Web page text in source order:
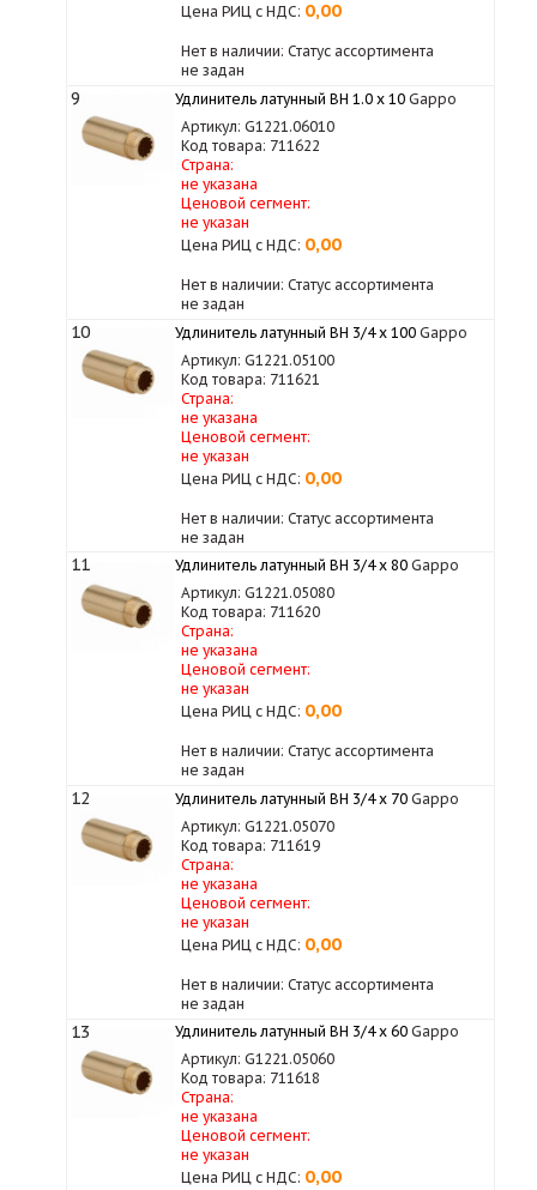
Цена РИЦ с НДС: 0,00
Нет в наличии: Статус ассортимента
не задан
9 Удлинитель латунный ВН 1.0 х 10Gappo
Артикул: G1221.06010
Код товара: 711622
Страна:
не указана
Ценовой сегмент:
не указан
Цена РИЦ с НДС: 0,00
Нет в наличии: Статус ассортимента
не задан
10 Удлинитель латунный ВН 3/4 x 100Gappo
Артикул: G1221.05100
Код товара: 711621
Страна:
не указана
Ценовой сегмент:
не указан
Цена РИЦ с НДС: 0,00
Нет в наличии: Статус ассортимента
не задан
11 Удлинитель латунный ВН 3/4 x 80Gappo
Артикул: G1221.05080
Код товара: 711620
Страна:
не указана
Ценовой сегмент:
не указан
Цена РИЦ с НДС: 0,00
Нет в наличии: Статус ассортимента
не задан
12 Удлинитель латунный ВН 3/4 x 70Gappo
Артикул: G1221.05070
Код товара: 711619
Страна:
не указана
Ценовой сегмент:
не указан
Цена РИЦ с НДС: 0,00
Нет в наличии: Статус ассортимента
не задан
13 Удлинитель латунный ВН 3/4 x 60Gappo
Артикул: G1221.05060
Код товара: 711618
Страна:
не указана
Ценовой сегмент:
не указан
Цена РИЦ с НДС: 0,00